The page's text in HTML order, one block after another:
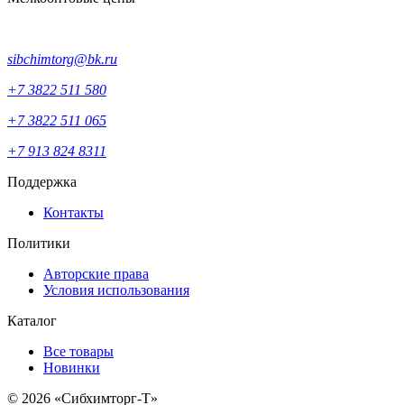
sibchimtorg@bk.ru
+7 3822 511 580
+7 3822 511 065
+7 913 824 8311
Поддержка
Контакты
Политики
Авторские права
Условия использования
Каталог
Все товары
Новинки
© 2026 «Сибхимторг-Т»